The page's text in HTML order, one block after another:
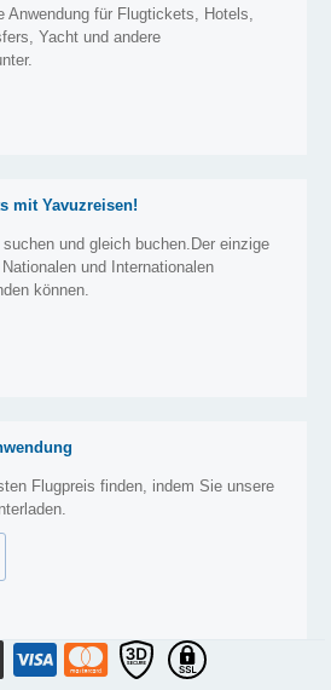
Anwendung für Flugtickets, Hotels,
Yacht und andere
mit Yavuzreisen!
und gleich buchen.Der einzige
und Internationalen
können.
Flugpreis finden, indem Sie unsere